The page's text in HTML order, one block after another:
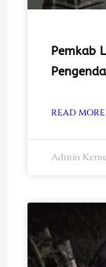
Pemkab
READ MORE
Admin